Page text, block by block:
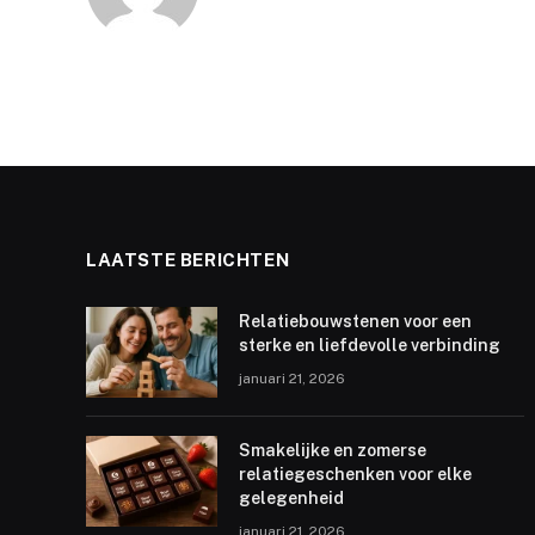
LAATSTE BERICHTEN
Relatiebouwstenen voor een
sterke en liefdevolle verbinding
januari 21, 2026
Smakelijke en zomerse
relatiegeschenken voor elke
gelegenheid
januari 21, 2026